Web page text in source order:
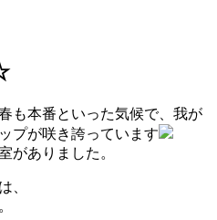
も本番といった気候で、我が
プが咲き誇っています
がありました。
、